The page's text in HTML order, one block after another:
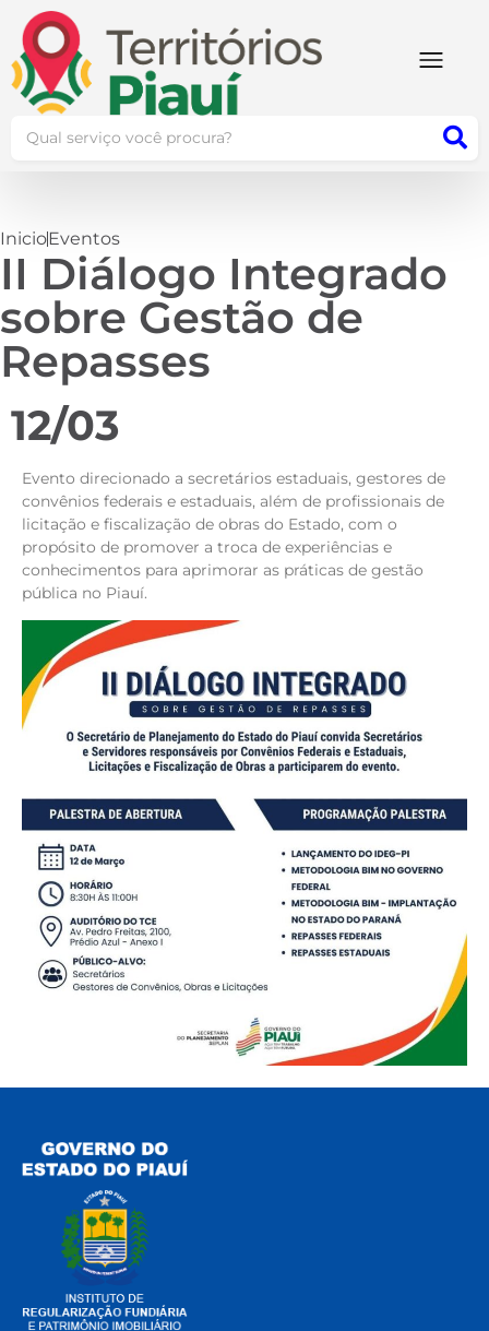
InicioEventos
II Diálogo Integrado
sobre Gestão de
Repasses
12/03
Evento direcionado a secretários estaduais, gestores de
convênios federais e estaduais, além de profissionais de
licitação e fiscalização de obras do Estado, com o
propósito de promover a troca de experiências e
conhecimentos para aprimorar as práticas de gestão
pública no Piauí.